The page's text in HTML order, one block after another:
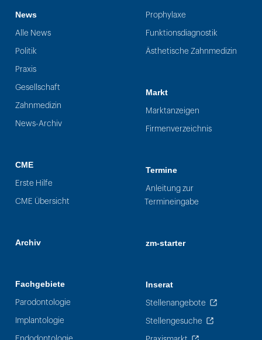
News
Alle News
Politik
Praxis
Gesellschaft
Zahnmedizin
News-Archiv
CME
Erste Hilfe
CME Übersicht
Archiv
Fachgebiete
Parodontologie
Implantologie
Prophylaxe
Funktionsdiagnostik
Ästhetische Zahnmedizin
Markt
Marktanzeigen
Firmenverzeichnis
Termine
Anleitung zur
Termineingabe
zm-starter
Inserat
Stellenangebote
Stellengesuche